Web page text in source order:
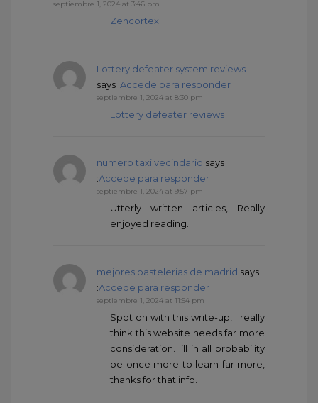
septiembre 1, 2024 at 3:46 pm
Zencortex
Lottery defeater system reviews
says :Accede para responder
septiembre 1, 2024 at 8:30 pm
Lottery defeater reviews
numero taxi vecindario says
:Accede para responder
septiembre 1, 2024 at 9:57 pm
Utterly written articles, Really
enjoyed reading.
mejores pastelerias de madrid says
:Accede para responder
septiembre 1, 2024 at 11:54 pm
Spot on with this write-up, I really
think this website needs far more
consideration. I’ll in all probability
be once more to learn far more,
thanks for that info.